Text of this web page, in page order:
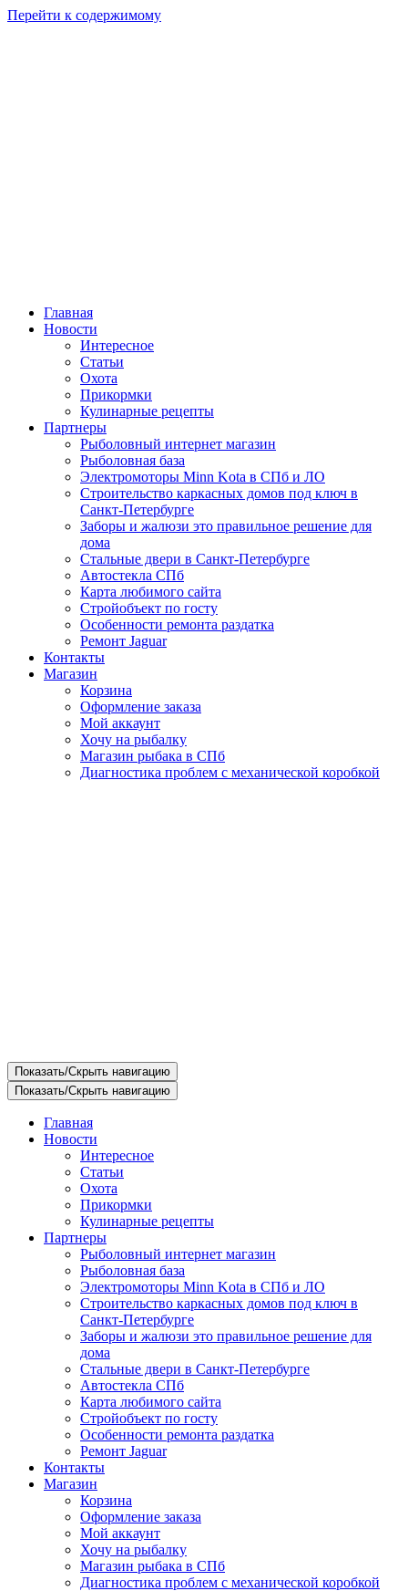
Перейти к содержимому
Главная
Новости
Интересное
Статьи
Охота
Прикормки
Кулинарные рецепты
Партнеры
Рыболовный интернет магазин
Рыболовная база
Электромоторы Minn Kota в СПб и ЛО
Строительство каркасных домов под ключ в
Санкт-Петербурге
Заборы и жалюзи это правильное решение для
дома
Стальные двери в Санкт-Петербурге
Автостекла СПб
Карта любимого сайта
Стройобъект по госту
Особенности ремонта раздатка
Ремонт Jaguar
Контакты
Магазин
Корзина
Оформление заказа
Мой аккаунт
Хочу на рыбалку
Магазин рыбака в СПб
Диагностика проблем с механической коробкой
Показать/Скрыть навигацию
Показать/Скрыть навигацию
Главная
Новости
Интересное
Статьи
Охота
Прикормки
Кулинарные рецепты
Партнеры
Рыболовный интернет магазин
Рыболовная база
Электромоторы Minn Kota в СПб и ЛО
Строительство каркасных домов под ключ в
Санкт-Петербурге
Заборы и жалюзи это правильное решение для
дома
Стальные двери в Санкт-Петербурге
Автостекла СПб
Карта любимого сайта
Стройобъект по госту
Особенности ремонта раздатка
Ремонт Jaguar
Контакты
Магазин
Корзина
Оформление заказа
Мой аккаунт
Хочу на рыбалку
Магазин рыбака в СПб
Диагностика проблем с механической коробкой